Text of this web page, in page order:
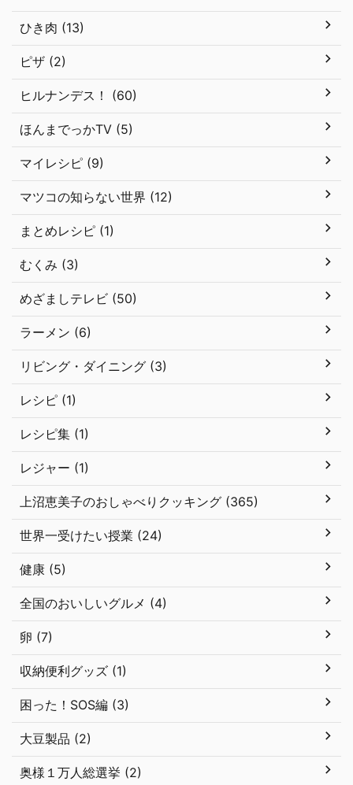
ひき肉 (13)
ピザ (2)
ヒルナンデス！ (60)
ほんまでっかTV (5)
マイレシピ (9)
マツコの知らない世界 (12)
まとめレシピ (1)
むくみ (3)
めざましテレビ (50)
ラーメン (6)
リビング・ダイニング (3)
レシピ (1)
レシピ集 (1)
レジャー (1)
上沼恵美子のおしゃべりクッキング (365)
世界一受けたい授業 (24)
健康 (5)
全国のおいしいグルメ (4)
卵 (7)
収納便利グッズ (1)
困った！SOS編 (3)
大豆製品 (2)
奥様１万人総選挙 (2)